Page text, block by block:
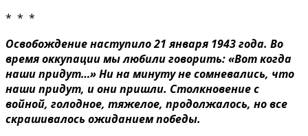
* * *
Освобождение наступило 21 января 1943 года. Во
время оккупации мы любили говорить: «Вот когда
наши придут…» Ни на минуту не сомневались, что
наши придут, и они пришли. Столкновение с
войной, голодное, тяжелое, продолжалось, но все
скрашивалось ожиданием победы.